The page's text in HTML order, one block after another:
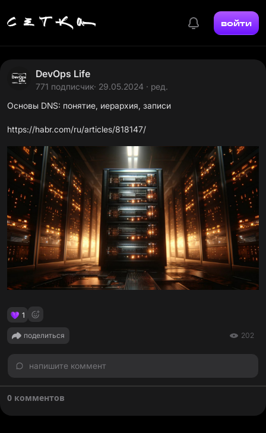
войти
DevOps Life
771 подписчик· 29.05.2024 · ред.
Основы DNS: понятие, иерархия, записи
https://habr.com/ru/articles/818147/
1
поделиться 202
напишите коммент
0 комментов